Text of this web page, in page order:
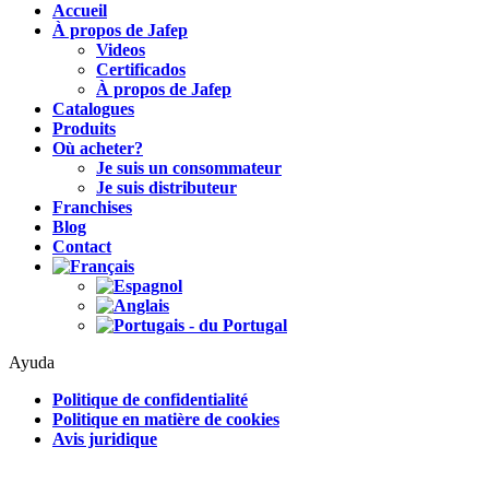
Accueil
À propos de Jafep
Videos
Certificados
À propos de Jafep
Catalogues
Produits
Où acheter?
Je suis un consommateur
Je suis distributeur
Franchises
Blog
Contact
Ayuda
Politique de confidentialité
Politique en matière de cookies
Avis juridique